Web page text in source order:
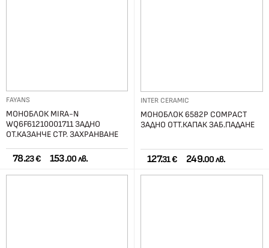
FAYANS
МОНОБЛОК MIRA-N
WQ6F61210001711 ЗАДНО
ОТ.КАЗАНЧЕ СТР. ЗАХРАНВАНЕ
78.23 € 153.00 лв.
INTER CERAMIC
МОНОБЛОК 6582P COMPACT
ЗАДНО ОТТ.КАПАК ЗАБ.ПАДАНЕ
127.31 € 249.00 лв.